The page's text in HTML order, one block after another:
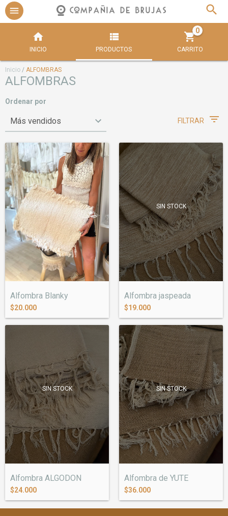
INICIO PRODUCTOS CARRITO
0
Inicio / ALFOMBRAS
ALFOMBRAS
Ordenar por
FILTRAR
Alfombra Blanky
$20.000
SIN STOCK
Alfombra jaspeada
$19.000
SIN STOCK
Alfombra ALGODON
$24.000
SIN STOCK
Alfombra de YUTE
$36.000